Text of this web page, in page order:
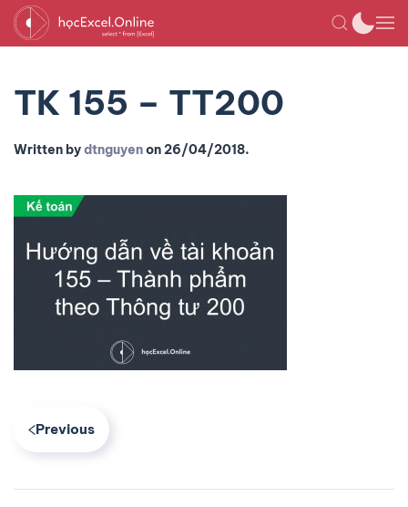
TK 155 – TT200
Written bydtnguyenon26/04/2018.
Previous